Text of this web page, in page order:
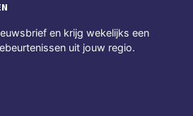
en krijg wekelijks een
uit jouw regio.